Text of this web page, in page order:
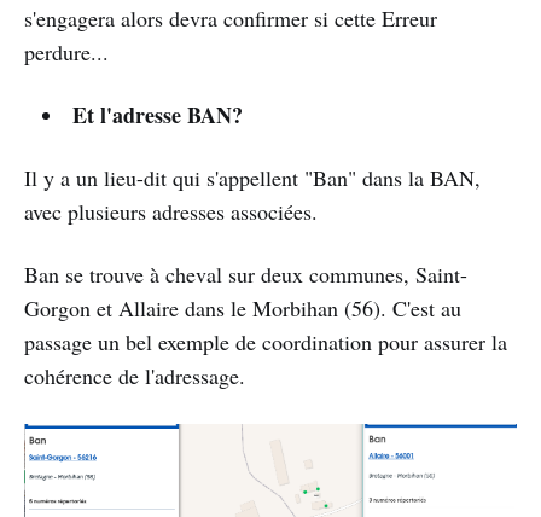
s'engagera alors devra confirmer si cette Erreur
perdure...
Et l'adresse BAN?
Il y a un lieu-dit qui s'appellent "Ban" dans la BAN,
avec plusieurs adresses associées.
Ban se trouve à cheval sur deux communes, Saint-
Gorgon et Allaire dans le Morbihan (56). C'est au
passage un bel exemple de coordination pour assurer la
cohérence de l'adressage.